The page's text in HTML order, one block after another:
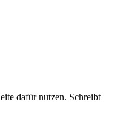
dafür nutzen. Schreibt